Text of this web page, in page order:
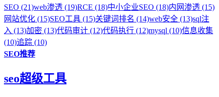
SEO (21)web渗透 (19)RCE (18)中小企业SEO (18)内网渗透 (15)
网站优化 (15)SEO工具 (15)关键词排名 (14)web安全 (13)sql注
入 (13)加密 (13)代码审计 (12)代码执行 (12)mysql (10)信息收集
(10)追踪 (10)
SEO推荐
seo超级工具